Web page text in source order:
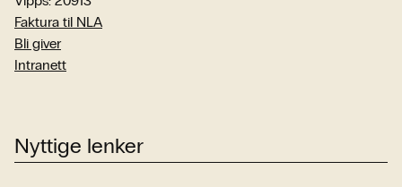
Faktura til NLA
Bli giver
Intranett
Nyttige lenker